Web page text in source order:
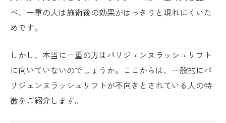
べ、一重の人は施術後の効果がはっきりと現れにくいた
めです。
しかし、本当に一重の方はパリジェンヌラッシュリフト
に向いていないのでしょうか。ここからは、一般的にパ
リジェンヌラッシュリフトが不向きとされている人の特
徴をご紹介します。